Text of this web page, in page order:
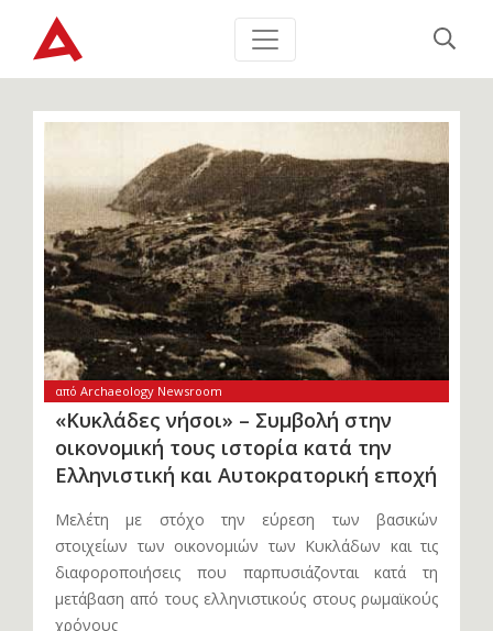
από Archaeology Newsroom
«Κυκλάδες νήσοι» – Συμβολή στην
οικονομική τους ιστορία κατά την
Ελληνιστική και Αυτοκρατορική εποχή
Μελέτη με στόχο την εύρεση των βασικών
στοιχείων των οικονομιών των Κυκλάδων και τις
διαφοροποιήσεις που παρπυσιάζονται κατά τη
μετάβαση από τους ελληνιστικούς στους ρωμαϊκούς
χρόνους